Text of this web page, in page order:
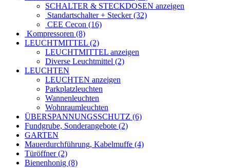
PERSONENSCHUTZSCHALTER (17)
SCHALTER & STECKDOSEN (48)
SCHALTER & STECKDOSEN anzeigen
Standartschalter + Stecker (32)
CEE Cecon (16)
Kompressoren (8)
LEUCHTMITTEL (2)
LEUCHTMITTEL anzeigen
Diverse Leuchtmittel (2)
LEUCHTEN
LEUCHTEN anzeigen
Parkplatzleuchten
Wannenleuchten
Wohnraumleuchten
ÜBERSPANNUNGSSCHUTZ (6)
Fundgrube, Sonderangebote (2)
GARTEN
Mauerdurchführung, Kabelmuffe (4)